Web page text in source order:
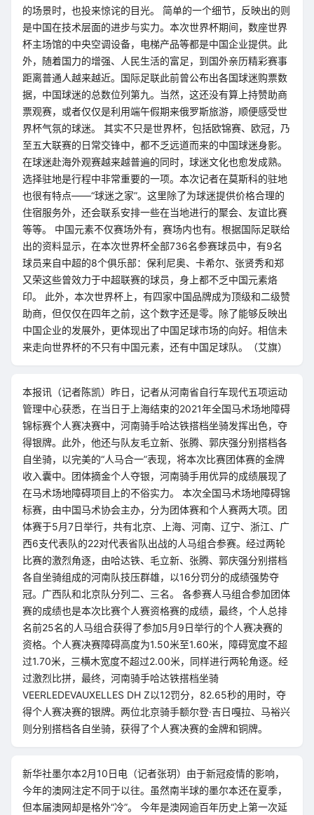
的场景时，也投来惊诧的目光。 简单的一个细节，反映出的则
是中国在技术层面的进步与实力。本次世界杯期间，数座世界
杯主场馆的中央空调设备，电梯产品等都是中国企业提供。此
外，随着国力的增强、人民生活的富足，到国外亲历精彩赛事
距离普通人越来越近。国际足联此前曾公布出各国球迷购票数
据，中国球迷的总数位列第九。当然，这还没有算上持赞助商
票观赛，或者仅仅是利用端午假期来俄罗斯旅游，顺便感受世
界杯气氛的球迷。 其实不只是世界杯，包括欧锦赛、欧冠，乃
至五大联赛的日常交锋中，都不乏远道而来的中国球迷身影。
在球迷赴海外观赛越来越普遍的同时，球迷文化也愈发成熟。
选择驻地是行程中非常重要的一项。本次记者在莫斯科的驻地
也很有特点——“球迷之家”。这里除了为球迷提供价格合理的
住宿服务外，还会联系安排一些在当地进行的聚会、友谊比赛
等等。 中国元素不仅赛场外有，赛场内也有。根据国际足联给
出的资料显示，在本次世界杯全部736名参赛球员中，有9名
球员来自中超的8个俱乐部：保利尼奥、卡希尔、张贤秀和郑
又荣这些曾效力于中超联赛的球员，身上都不乏中国元素烙
印。 此外，本次世界杯上，有四家中国品牌成为顶级和二级赞
助商，但仅仅在四年之前，这个数字还是零。除了能够反映出
中国企业的发展外，更体现出了中国足球市场的向好。相信未
来走向世界杯的不只有中国元素，还有中国足球队。（艾旗）
本报讯（记者陈凯）昨日，记者从河南省自行车现代五项运动
管理中心获悉，在当日于上海结束的2021年全国马术场地障碍
锦标赛个人赛决赛中，河南骑手哈达铁搭档坐骑发挥出色，夺
得银牌。此外，他还与队友毛立新、张腾、郭庆强分别搭档各
自坐骑，以完美的“人马合一”表现，将本次比赛团体赛的金牌
收入囊中。团体摘金个人夺银，河南骑手用优异的成绩展现了
在马术场地障碍项目上的不俗实力。 本次全国马术场地障碍锦
标赛，由中国马术协会主办，分为团体赛和个人赛两大项。团
体赛于5月7日举行，共有北京、上海、河南、辽宁、浙江、广
西6支代表队的22对代表省队出战的人马组合参赛。经过两轮
比赛的激烈角逐，由哈达铁、毛立新、张腾、郭庆强分别搭档
各自坐骑组成的河南队技压群雄，以16分罚分的成绩强势夺
冠。广西队和北京队分列二、三名。 各参赛人马组合参加团体
赛的成绩也是本次比赛个人赛资格赛的成绩，最终，个人总排
名前25名的人马组合获得了参加5月9日举行的个人赛决赛的
资格。个人赛决赛障碍高度为1.50米至1.60米，障碍宽度不超
过1.70米，三横木宽度不超过2.00米，同样进行两轮角逐。经
过激烈比拼，最终，河南骑手哈达铁搭档坐骑
VEERLEDEVAUXELLES DH Z以12罚分，82.65秒的用时，夺
得个人赛决赛的银牌。两位北京骑手额尔登·吉日嘎拉、马裕兴
则分别搭档各自坐骑，获得了个人赛决赛的金牌和铜牌。
新华社墨尔本2月10日电（记者张玥）由于新冠疫情的影响，
今年的澳网注定不同于以往。虽然南半球的墨尔本还在夏季，
但本届澳网却是格外“冷”。 今年是澳网逾百年历史上第一次延